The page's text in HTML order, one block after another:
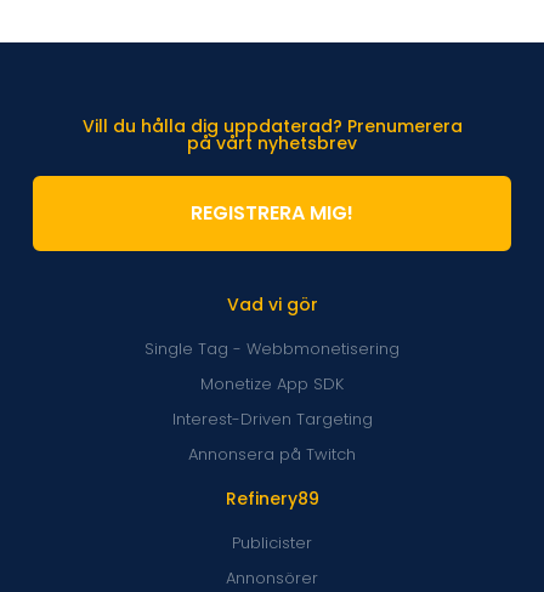
Refinery89
Publicister
Annonsörer
Vad vi gör
Single Tag - Webbmonetisering
Monetize App SDK
Interest-Driven Targeting
Annonsera på Twitch
Vill du hålla dig uppdaterad? Prenumerera
på vårt nyhetsbrev
REGISTRERA MIG!